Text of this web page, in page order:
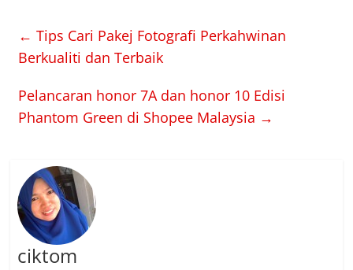
← Tips Cari Pakej Fotografi Perkahwinan
Berkualiti dan Terbaik
Pelancaran honor 7A dan honor 10 Edisi
Phantom Green di Shopee Malaysia →
ciktom